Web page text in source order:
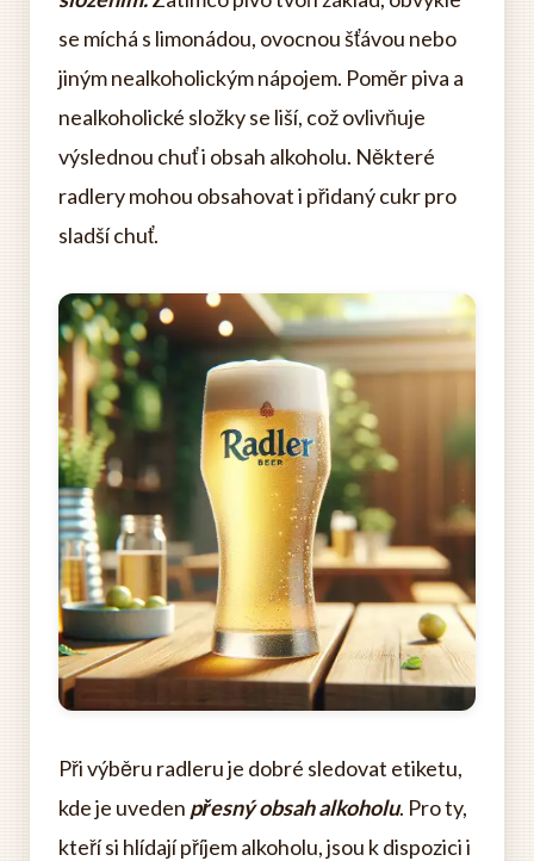
se míchá s limonádou, ovocnou šťávou nebo
jiným nealkoholickým nápojem. Poměr piva a
nealkoholické složky se liší, což ovlivňuje
výslednou chuť i obsah alkoholu. Některé
radlery mohou obsahovat i přidaný cukr pro
sladší chuť.
Při výběru radleru je dobré sledovat etiketu,
kde je uveden přesný obsah alkoholu. Pro ty,
kteří si hlídají příjem alkoholu, jsou k dispozici i